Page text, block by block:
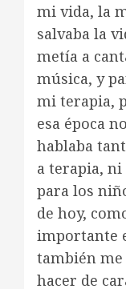
mi vida, la
salvaba la
metía a
música, y
mi terapia,
esa época
hablaba
a terapia,
para los
de hoy,
importante
también
hacer de